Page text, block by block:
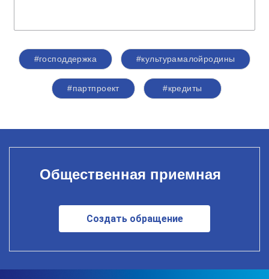
#господдержка #культурамалойродины
#партпроект #кредиты
Общественная приемная
Создать обращение